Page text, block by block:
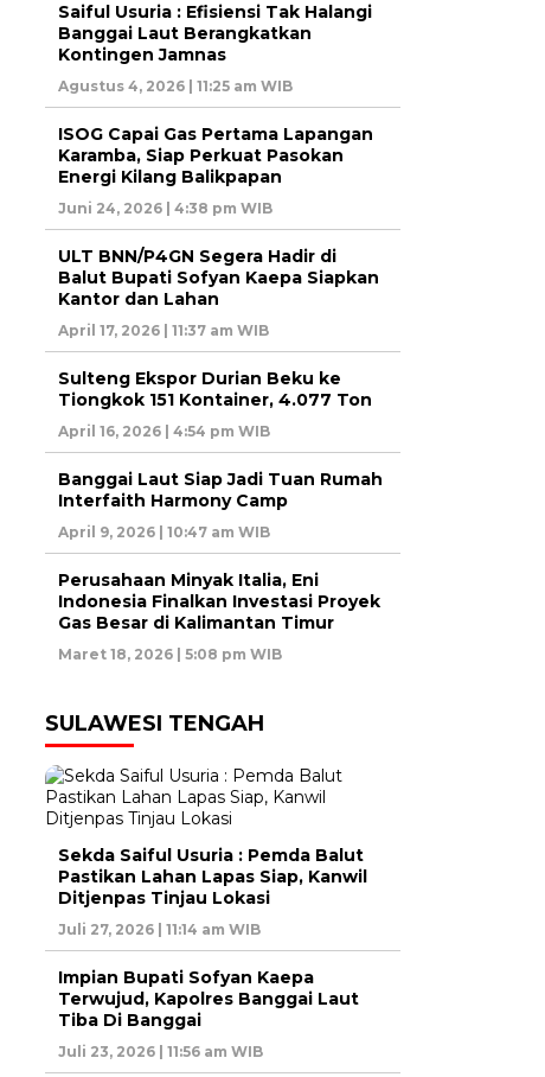
Saiful Usuria : Efisiensi Tak Halangi
Banggai Laut Berangkatkan
Kontingen Jamnas
Agustus 4, 2026 | 11:25 am WIB
ISOG Capai Gas Pertama Lapangan
Karamba, Siap Perkuat Pasokan
Energi Kilang Balikpapan
Juni 24, 2026 | 4:38 pm WIB
ULT BNN/P4GN Segera Hadir di
Balut Bupati Sofyan Kaepa Siapkan
Kantor dan Lahan
April 17, 2026 | 11:37 am WIB
Sulteng Ekspor Durian Beku ke
Tiongkok 151 Kontainer, 4.077 Ton
April 16, 2026 | 4:54 pm WIB
Banggai Laut Siap Jadi Tuan Rumah
Interfaith Harmony Camp
April 9, 2026 | 10:47 am WIB
Perusahaan Minyak Italia, Eni
Indonesia Finalkan Investasi Proyek
Gas Besar di Kalimantan Timur
Maret 18, 2026 | 5:08 pm WIB
SULAWESI TENGAH
Sekda Saiful Usuria : Pemda Balut
Pastikan Lahan Lapas Siap, Kanwil
Ditjenpas Tinjau Lokasi
Juli 27, 2026 | 11:14 am WIB
Impian Bupati Sofyan Kaepa
Terwujud, Kapolres Banggai Laut
Tiba Di Banggai
Juli 23, 2026 | 11:56 am WIB